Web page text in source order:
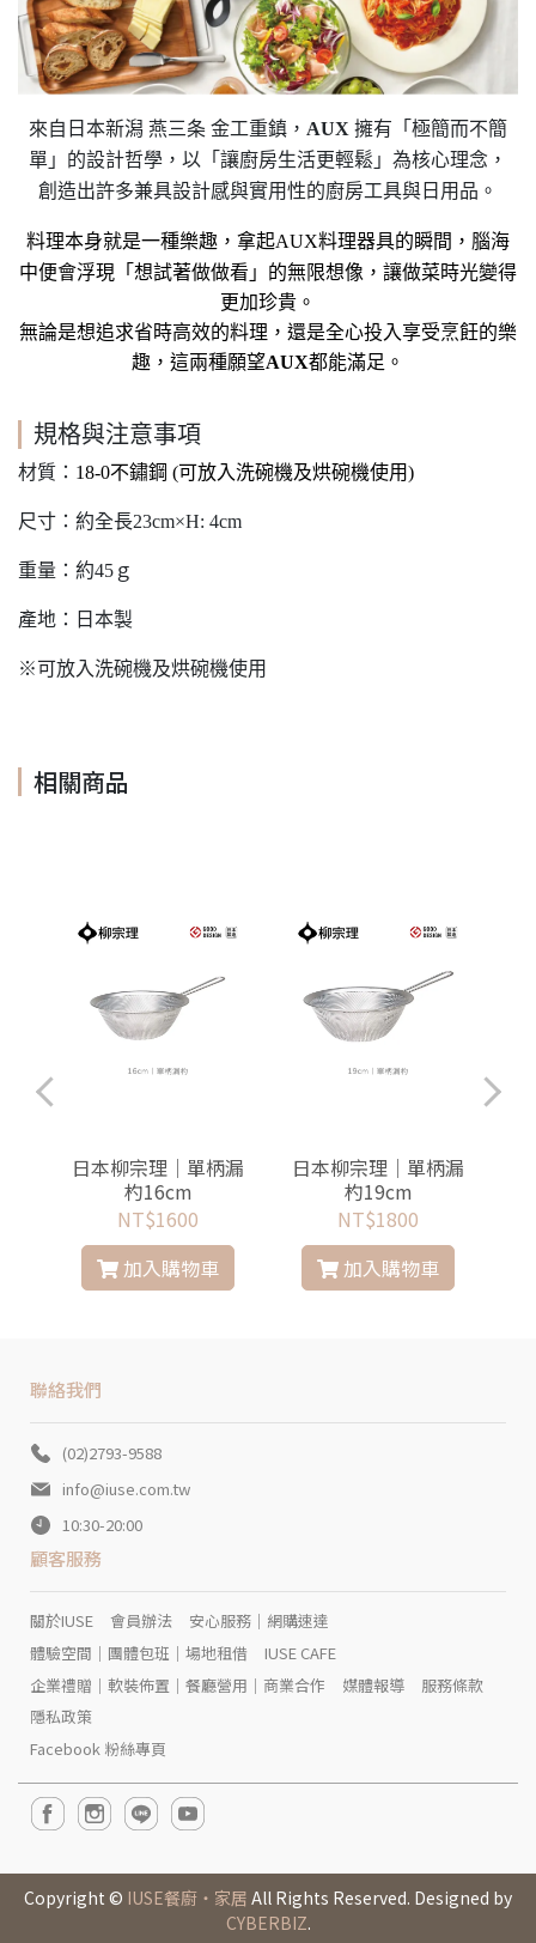
來自日本新潟 燕三条 金工重鎮， AUX 擁有「極簡而不簡
單」的設計哲學，以「讓廚房生活更輕鬆」為核心理念，
創造出許多兼具設計感與實用性的廚房工具與日用品。
料理本身就是一種樂趣，拿起AUX料理器具的瞬間，腦海
中便會浮現「想試著做做看」的無限想像，讓做菜時光變得
更加珍貴。
無論是想追求省時高效的料理，還是全心投入享受烹飪的樂
趣，這兩種願望AUX都能滿足。
規格與注意事項
材質： 18-0不鏽鋼 (可放入洗碗機及烘碗機使用)
尺寸：約全長23cm×H: 4cm
重量：約45ｇ
產地：日本製
※可放入洗碗機及烘碗機使用
相關商品
日本柳宗理│單柄漏
杓16cm
NT$1600
加入購物車
日本柳宗理│單柄漏
杓19cm
NT$1800
加入購物車
聯絡我們
(02)2793-9588
info@iuse.com.tw
10:30-20:00
顧客服務
關於IUSE 會員辦法
安心服務｜網購速達
體驗空間｜團體包班｜場地租借
IUSE CAFE
企業禮贈｜軟裝佈置｜餐廳營用｜商業合作
媒體報導
服務條款
隱私政策
Facebook 粉絲專頁
Copyright © IUSE餐廚‧家居 All Rights Reserved. Designed by
CYBERBIZ.